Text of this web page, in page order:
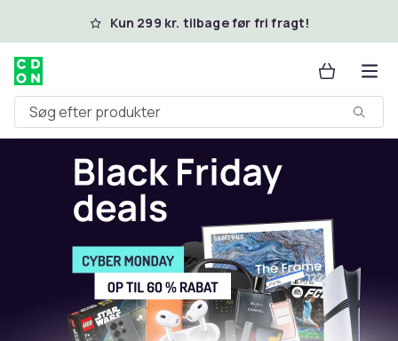
Spring til hovedindhold
Kun 299 kr. tilbage før fri fragt!
Søg efter produkter